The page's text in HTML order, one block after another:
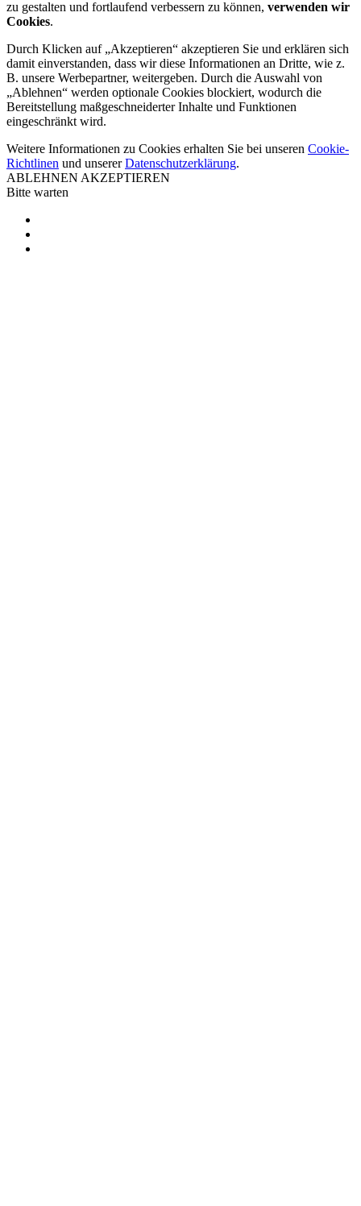
zu gestalten und fortlaufend verbessern zu können, verwenden wir
Cookies.
Durch Klicken auf „Akzeptieren“ akzeptieren Sie und erklären sich
damit einverstanden, dass wir diese Informationen an Dritte, wie z.
B. unsere Werbepartner, weitergeben. Durch die Auswahl von
„Ablehnen“ werden optionale Cookies blockiert, wodurch die
Bereitstellung maßgeschneiderter Inhalte und Funktionen
eingeschränkt wird.
Weitere Informationen zu Cookies erhalten Sie bei unseren Cookie-
Richtlinen und unsererDatenschutzerklärung.
ABLEHNEN AKZEPTIEREN
Bitte warten